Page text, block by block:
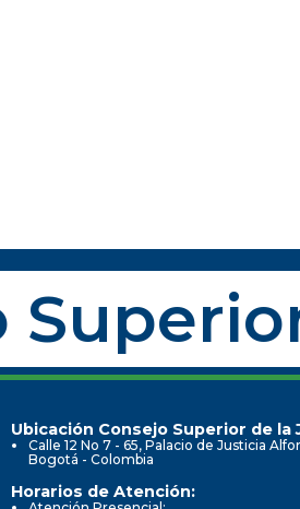
Ubicación Consejo Superior de la
Calle 12 No 7 - 65, Palacio de Justicia
Bogotá - Colombia
Horarios de Atención: